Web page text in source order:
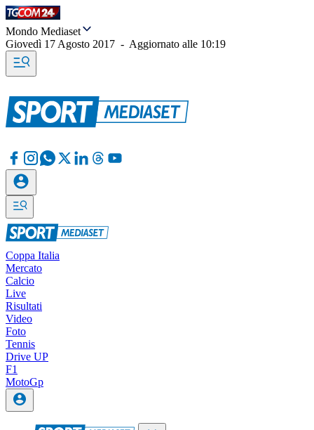
Mondo Mediaset
Giovedì 17 Agosto 2017 - Aggiornato alle 10:19
Coppa Italia
Mercato
Calcio
Live
Risultati
Video
Foto
Tennis
Drive UP
F1
MotoGp